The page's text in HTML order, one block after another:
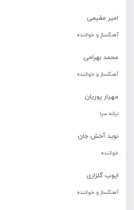
امیر مقیمی
آهنگساز و خواننده
محمد بهرامی
آهنگساز و خواننده
مهیار پوریان
ترانه سرا
نوید آخش جان
خواننده
ایوب گلزاری
آهنگساز و خواننده